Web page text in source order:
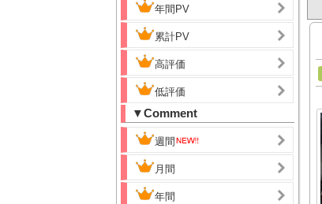
年間PV
累計PV
高評価
低評価
▼Comment
週間
月間
年間